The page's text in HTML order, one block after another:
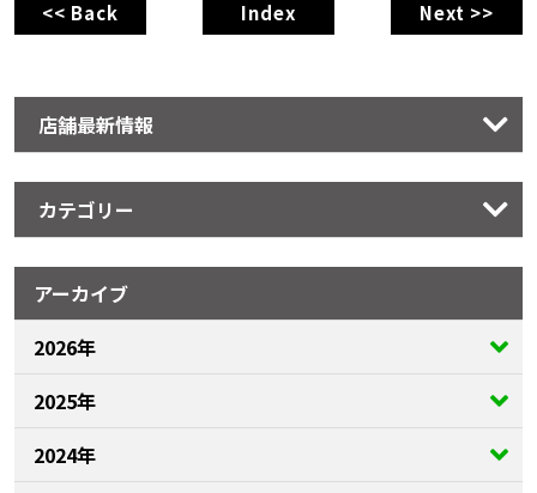
<< Back Index Next >>
店舗最新情報
カテゴリー
アーカイブ
2026年
2025年
2024年